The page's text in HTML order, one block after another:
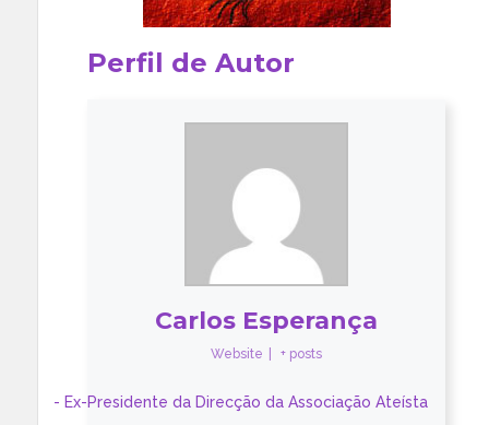
Perfil de Autor
Carlos Esperança
Website + posts
- Ex-Presidente da Direcção da Associação Ateísta